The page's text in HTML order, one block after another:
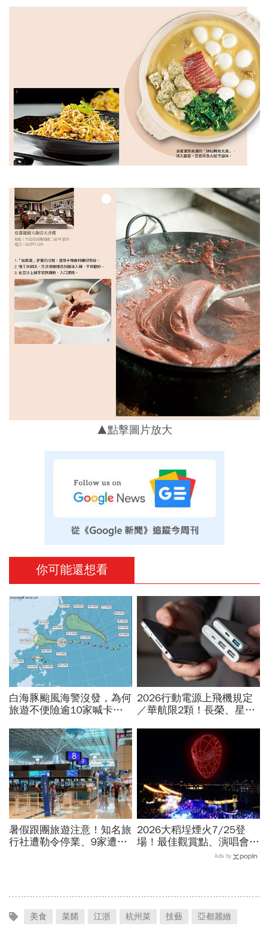
▲點擊圖片放大
你可能還想看
白海豚颱風海警沒發，為何
旅遊不便險逾10家喊卡不
東京…暫停受理產險一次看
2026行動電源上飛機規定
／華航限2顆！長榮、星
帶幾個、托運還隨身手提？
暑假跟團旅遊注意！知名旅
行社遭勒令停業、9家遭廢
2026大稻埕煙火7/25登
場！最佳觀賞點、演唱會卡
司…大稻埕夏日節煙火施放
Ads by
美食 菜餚 江浙 杭州菜 技藝 亞都麗緻